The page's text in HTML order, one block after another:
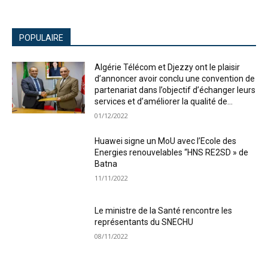
POPULAIRE
Algérie Télécom et Djezzy ont le plaisir
d’annoncer avoir conclu une convention de
partenariat dans l’objectif d’échanger leurs
services et d’améliorer la qualité de...
01/12/2022
Huawei signe un MoU avec l’Ecole des
Energies renouvelables “HNS RE2SD » de
Batna
11/11/2022
Le ministre de la Santé rencontre les
représentants du SNECHU
08/11/2022